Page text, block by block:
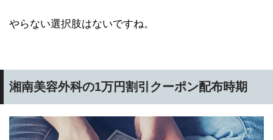
やらない選択肢はないですね。
湘南美容外科の1万円割引クーポン配布時期